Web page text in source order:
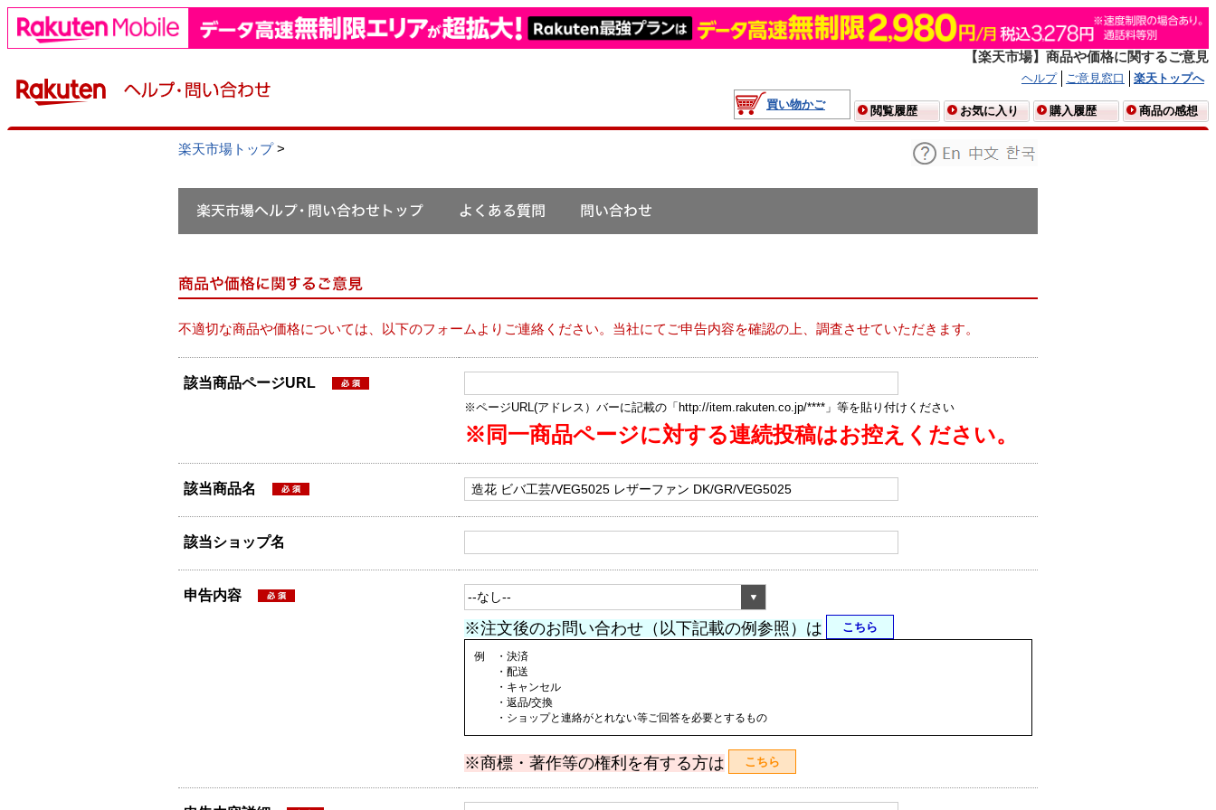
【楽天市場】商品や価格に関するご意見
ヘルプ ご意見窓口
楽天トップへ
買い物かご
閲覧履歴 お気に入り 購入履歴 商品の感想
楽天市場トップ>
不適切な商品や価格については、以下のフォームよりご連絡ください。当社にてご申告内容を確認の上、調査させていただきます。
該当商品ページURL
※ページURL(アドレス）バーに記載の「http://item.rakuten.co.jp/****」等を貼り付けください
※同一商品ページに対する連続投稿はお控えください。
該当商品名
該当ショップ名
申告内容
※注文後のお問い合わせ（以下記載の例参照）は こちら
例 ・決済
・配送
・キャンセル
・返品/交換
・ショップと連絡がとれない等ご回答を必要とするもの
※商標・著作等の権利を有する方は こちら